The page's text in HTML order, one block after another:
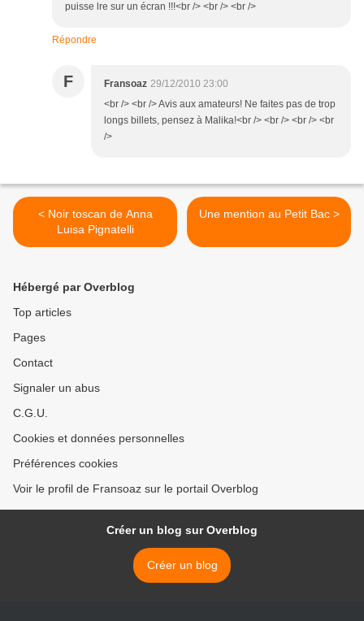
puisse lre sur un écran !!!<br /> <br /> <br />
Répondre
F Fransoaz 29/12/2010 23:00
<br /> <br /> Avis aux amateurs! Ne faites pas de trop
longs billets, pensez à Malika!<br /> <br /> <br /> <br
/>
< Noir toscan de Anna
Luisa Pignatelli
Une mention au Petit Bac >
Hébergé par Overblog
Top articles
Pages
Contact
Signaler un abus
C.G.U.
Cookies et données personnelles
Préférences cookies
Voir le profil de Fransoaz sur le portail Overblog
Créer un blog sur Overblog
Créer un blog